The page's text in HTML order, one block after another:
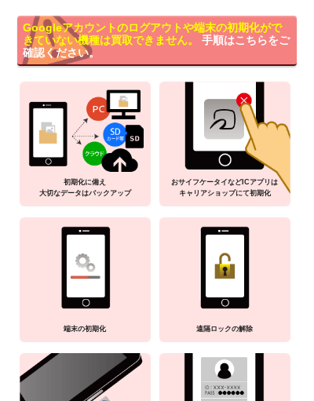
Googleアカウントのログアウトや端末の初期化がで
きていない機種は買取できません。
手順はこちらをご
確認ください。
初期化に備え
大切なデータはバックアップ
おサイフケータイなどICアプリは
キャリアショップにて初期化
端末の初期化 遠隔ロックの解除